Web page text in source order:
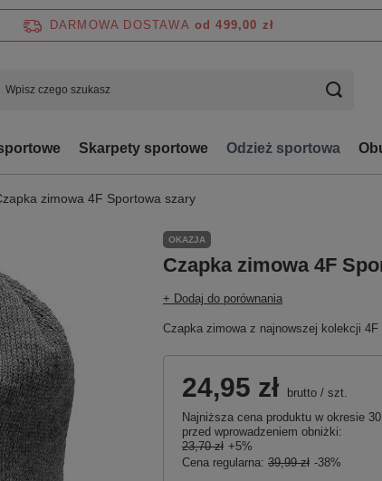
DARMOWA DOSTAWA od 499,00 zł
Skarpety sportowe Odzież sportowa
zimowa 4F Sportowa szary
OKAZJA
Czapka zimowa 4F
+ Dodaj do porównania
Czapka zimowa z najnowszej kolekcji 4F
24,95 zł brutto / szt.
Najniższa cena produktu w okresie
przed wprowadzeniem obniżki:
23,70 zł +5%
Cena regularna: 39,99 zł -38%